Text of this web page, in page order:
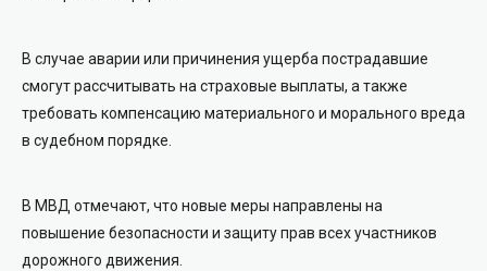
В случае аварии или причинения ущерба пострадавшие
смогут рассчитывать на страховые выплаты, а также
требовать компенсацию материального и морального вреда
в судебном порядке.
В МВД отмечают, что новые меры направлены на
повышение безопасности и защиту прав всех участников
дорожного движения.